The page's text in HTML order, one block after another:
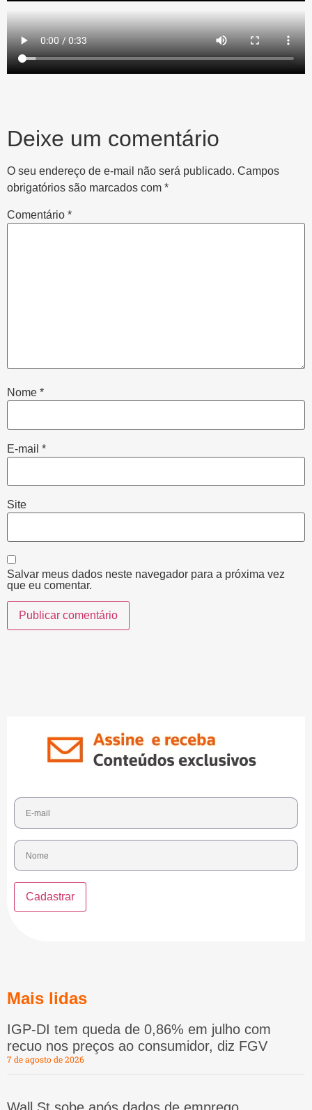
Deixe um comentário
O seu endereço de e-mail não será publicado. Campos
obrigatórios são marcados com *
Comentário *
Nome *
E-mail *
Site
Salvar meus dados neste navegador para a próxima vez
que eu comentar.
Mais lidas
IGP-DI tem queda de 0,86% em julho com
recuo nos preços ao consumidor, diz FGV
7 de agosto de 2026